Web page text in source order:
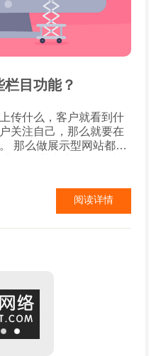
目功能？
传什么，客户就看到什
关注自己，那么就要在
示企业简介，为的是让
不仅仅只有简介，还可
展历程等。如果单纯只
有太深的了解。若企业
阅读详情